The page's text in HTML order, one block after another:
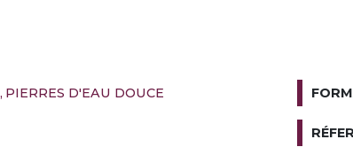
PIERRES D'EAU DOUCE